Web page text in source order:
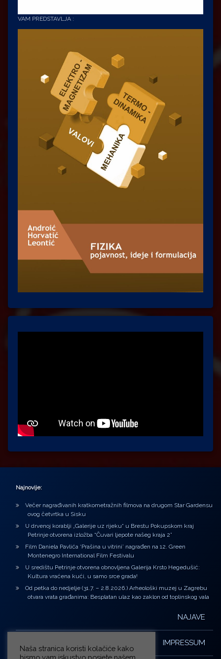
VAM PREDSTAVLJA :
Najnovije:
Večer nagrađivanih kratkometražnih filmova na drugom Star Gardensu
ovog četvrtka u Sisku
U drvenoj korablji „Galerije uz rijeku“ u Brestu Pokupskom kraj
Petrinje otvorena izložba “Čuvari ljepote našeg kraja 2”
Film Daniela Pavlića ‘Prašina u vitrini’ nagrađen na 12. Green
Montenegro International Film Festivalu
U središtu Petrinje otvorena obnovljena Galerija Krsto Hegedušić:
Kultura vraćena kući, u samo srce grada!
Od petka do nedjelje (31.7. – 2.8.2026.) Arheološki muzej u Zagrebu
otvara vrata građanima: Besplatan ulaz kao zaklon od toplinskog vala
NAJAVE
IMPRESSUM
Naša stranica koristi kolačiće kako
bismo vam iskustvo posjete našem